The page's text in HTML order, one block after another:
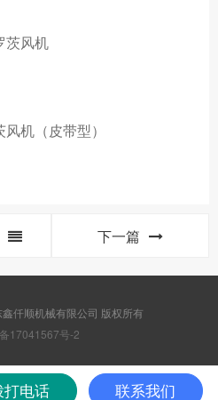
茨风机
机（皮带型）
下一篇
仟顺机械有限公司 版权所有
17041567号-2
打电话 联系我们